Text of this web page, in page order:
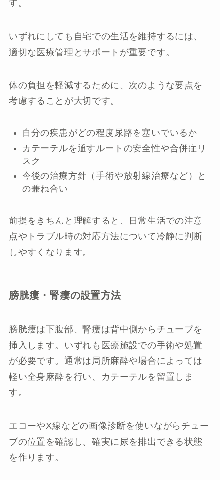
す。
いずれにしても自宅での生活を維持するには、
適切な医療管理とサポートが重要です。
体の負担を軽減するために、次のような要点を
考慮することが大切です。
自分の疾患がどの程度尿路を塞いでいるか
カテーテルを通すルートの安全性や合併症リ
スク
今後の治療方針（手術や放射線治療など）と
の兼ね合い
前提をきちんと理解すると、日常生活での注意
点やトラブル時の対応方法について冷静に判断
しやすくなります。
膀胱瘻・腎瘻の設置方法
膀胱瘻は下腹部、腎瘻は背中側からチューブを
挿入します。いずれも医療施設での手術や処置
が必要です。通常は局所麻酔や場合によっては
軽い全身麻酔を行い、カテーテルを留置しま
す。
エコーやX線などの画像診断を使いながらチュー
ブの位置を確認し、確実に尿を排出できる状態
を作ります。